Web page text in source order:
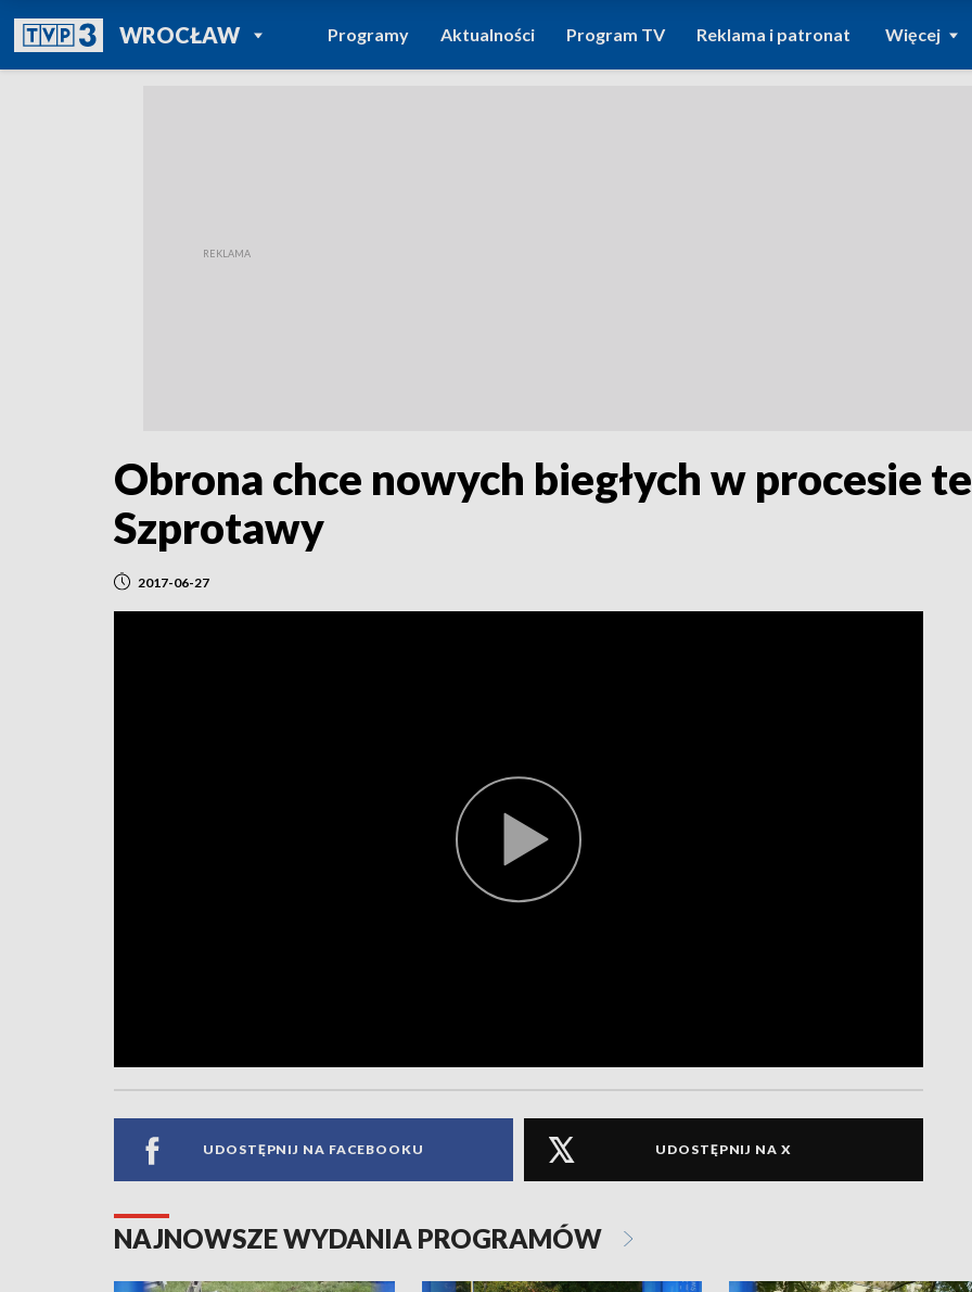
WROCŁAWPOWRÓT DO
TVP REGIONY
Programy Aktualności Program TV Reklama i patronat Więcej
Obrona chce nowych biegłych w procesie
Szprotawy
2017-06-27
UDOSTĘPNIJ NA FACEBOOKU UDOSTĘPNIJ NA X
NAJNOWSZE WYDANIA PROGRAMÓW